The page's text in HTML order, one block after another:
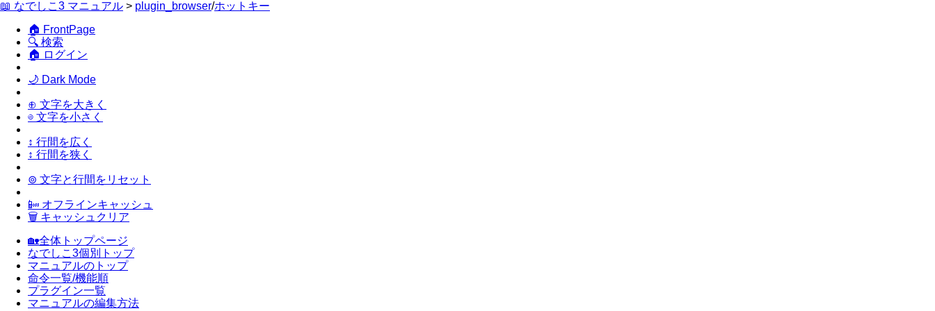
📖 なでしこ3 マニュアル > plugin_browser/ホットキー
🏠 FrontPage
🔍 検索
🏠 ログイン
🌙 Dark Mode
⊕ 文字を大きく
⊖ 文字を小さく
↕ 行間を広く
↕ 行間を狭く
⊚ 文字と行間をリセット
📴 オフラインキャッシュ
🗑 キャッシュクリア
🏡全体トップページ
なでしこ3個別トップ
マニュアルのトップ
命令一覧/機能順
プラグイン一覧
マニュアルの編集方法